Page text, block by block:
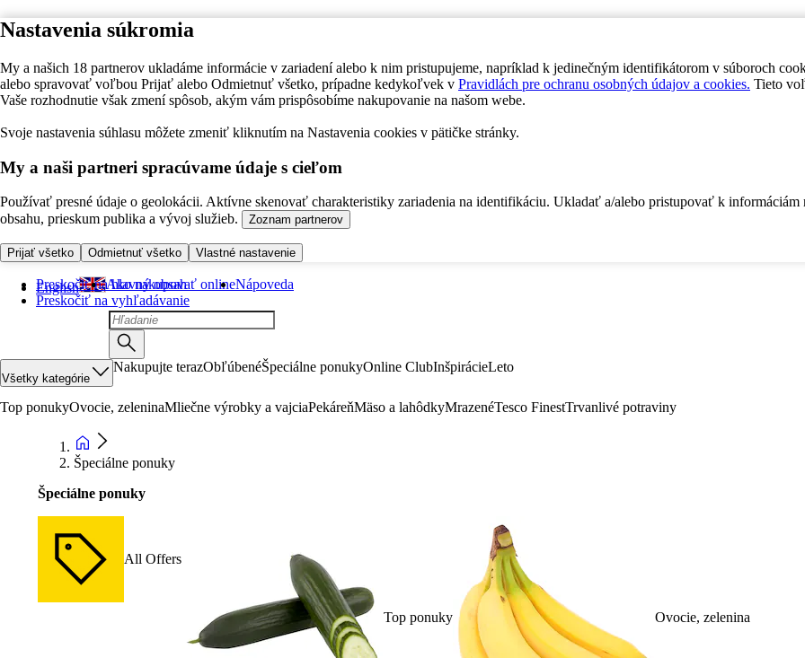
Nastavenia súkromia
My a našich 18 partnerov ukladáme informácie v zariadení alebo k nim pristupujeme, napríklad k jedinečným identifikátorom v súboroch
alebo spravovať voľbou Prijať alebo Odmietnuť všetko, prípadne kedykoľvek v Pravidlách pre ochranu osobných údajov a cookies. Tieto
Vaše rozhodnutie však zmení spôsob, akým vám prispôsobíme nakupovanie na našom webe.
Svoje nastavenia súhlasu môžete zmeniť kliknutím na Nastavenia cookies v pätičke stránky.
My a naši partneri spracúvame údaje s cieľom
Používať presné údaje o geolokácii. Aktívne skenovať charakteristiky zariadenia na identifikáciu. Ukladať a/alebo pristupovať k informáciám
obsahu, prieskum publika a vývoj služieb.
Zoznam partnerov
Prijať všetko Odmietnuť všetko Vlastné nastavenie
Preskočiť na hlavný obsah
Preskočiť na vyhľadávanie
English Ako nakupovať onlineNápoveda
Všetky kategórie
Nakupujte terazObľúbenéŠpeciálne ponukyOnline ClubInšpirácieLeto
Top ponukyOvocie, zeleninaMliečne výrobky a vajciaPekáreňMäso a lahôdkyMrazenéTesco FinestTrvanlivé potraviny
Špeciálne ponuky
Špeciálne ponuky
All Offers
Top ponuky Ovocie, zelenina